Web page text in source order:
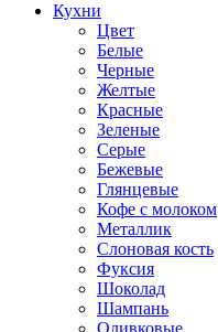
Кухни
Цвет
Белые
Черные
Желтые
Красные
Зеленые
Серые
Бежевые
Глянцевые
Кофе с молоком
Металлик
Слоновая кость
Фуксия
Шоколад
Шампань
Оливковые